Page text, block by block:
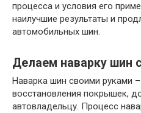
процесса и условия его
наилучшие результаты и
автомобильных шин.
Делаем наварку шин
Наварка шин своими руками
восстановления покрышек,
автовладельцу. Процесс